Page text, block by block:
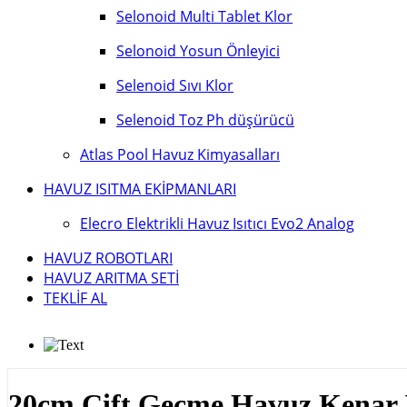
Selonoid Multi Tablet Klor
Selonoid Yosun Önleyici
Selenoid Sıvı Klor
Selenoid Toz Ph düşürücü
Atlas Pool Havuz Kimyasalları
HAVUZ ISITMA EKİPMANLARI
Elecro Elektrikli Havuz Isıtıcı Evo2 Analog
HAVUZ ROBOTLARI
HAVUZ ARITMA SETİ
TEKLİF AL